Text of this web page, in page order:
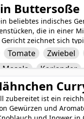
Buttersoße
beliebtes indisches
die in einer
zeichnet sich
zubereitet wird und
Kurkuma verfeinert
Chicken ein
auf der ganzen
Tomate Zwiebel
Koriander
zubereitet ist ein
Gewürzen und